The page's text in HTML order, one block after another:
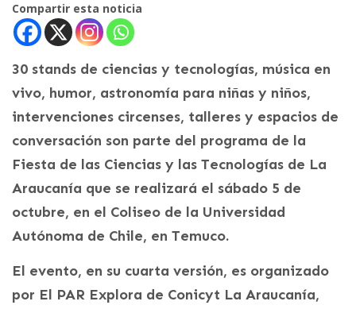
Compartir esta noticia
30 stands de ciencias y tecnologías, música en
vivo, humor, astronomía para niñas y niños,
intervenciones circenses, talleres y espacios de
conversación son parte del programa de la
Fiesta de las Ciencias y las Tecnologías de La
Araucanía que se realizará el sábado 5 de
octubre, en el Coliseo de la Universidad
Autónoma de Chile, en Temuco.
El evento, en su cuarta versión, es organizado
por El PAR Explora de Conicyt La Araucanía,